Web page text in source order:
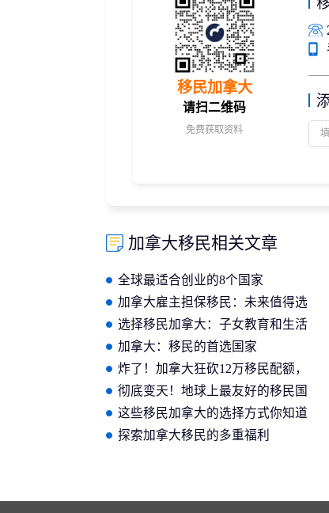
移民加拿大
请扫二维码
免费获取资料
加拿大移民相关文章
全球最适合创业的8个国家
加拿大雇主担保移民：未来值得选
择吗?
选择移民加拿大：子女教育和生活
都有保障
加拿大：移民的首选国家
炸了！加拿大狂砍12万移民配额，
经济类移民将大受影响
彻底变天！地球上最友好的移民国
家，正在180度大逆转
这些移民加拿大的选择方式你知道
吗？
探索加拿大移民的多重福利